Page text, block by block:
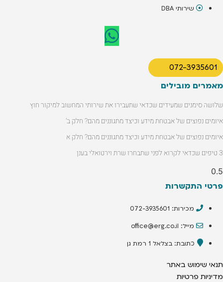
שירותי DBA
072-3935601
מאמרים מובילים
שלושה סימנים שמעידים שכדאי שתעבירו את שירותי המחשוב למיקור חוץ
איומים נפוצים של אבטחת מידע וכיצד מתגוננים מהם? חלק ב'
איומים נפוצים של אבטחת מידע וכיצד מתגוננים מהם? חלק א
3 טיפים שכדאי לקרוא לפני שתבחרו שרת וירטואלי בענן
פרטי התקשרות
מכירות: 072-3935601
מייל: office@erg.co.il
כתובת: בצלאל 1 רמת גן
תנאי שימוש באתר
מדיניות פרטיות